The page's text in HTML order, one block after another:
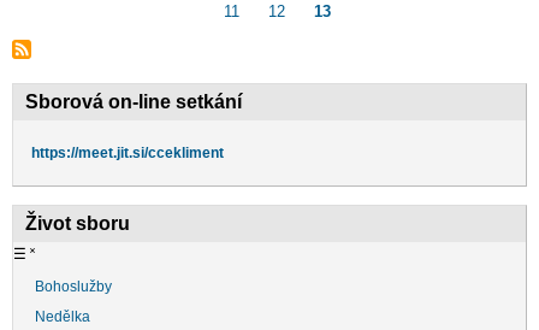
11
Page
12
Aktuální
13
Sborová on-line setkání
https://meet.jit.si/ccekliment
Život sboru
☰ ˟
Bohoslužby
Nedělka